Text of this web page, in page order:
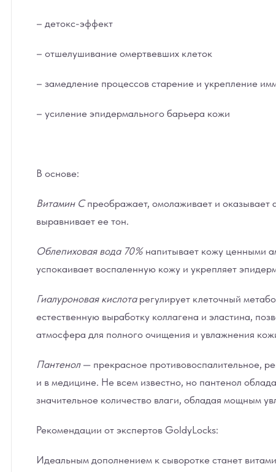
– детокс-эффект
– отшелушивание омертвевших клеток
– замедление процессов старение и укрепление
– усиление эпидермального барьера кожи
В основе:
Витамин Спреображает, омолаживает и оказывает
выравнивает ее тон.
Облепиховая вода 70%напитывает кожу ценными
успокаивает воспаленную кожу и укрепляет
Гиалуроновая кислотарегулирует клеточный
естественную выработку коллагена и эластина,
атмосфера для полного очищения и увлажнения
Пантенол— прекрасное противовоспалительное,
и в медицине. Не всем известно, но пантенол
значительное количество влаги, обладая мощным
Рекомендации от экспертов GoldyLocks:
Идеальным дополнением к сыворотке станет